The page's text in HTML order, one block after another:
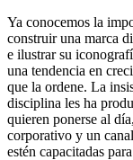
Ya conocemos la
construir una marca
e ilustrar su
una tendencia en
que la ordene. La
disciplina les ha
quieren ponerse al
corporativo y un
estén capacitadas